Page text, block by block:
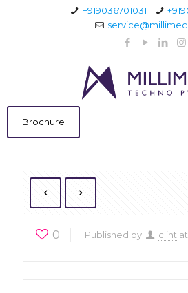
+919036701031
Brochure
0 Published by clint at